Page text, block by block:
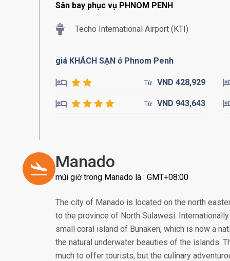
Sân bay phục vụ PHNOM PENH
Techo International Airport (KTI)
giá KHÁCH SẠN ở Phnom Penh
Từ VND 428,929
Từ VND 943,643
Manado
múi giờ trong Manado là : GMT+08:00
The city of Manado is located on the north
to the province of North Sulawesi.
small coral island of Bunaken, which is now a
the natural underwater beauties of the islands.
much to offer tourists, but the culinary